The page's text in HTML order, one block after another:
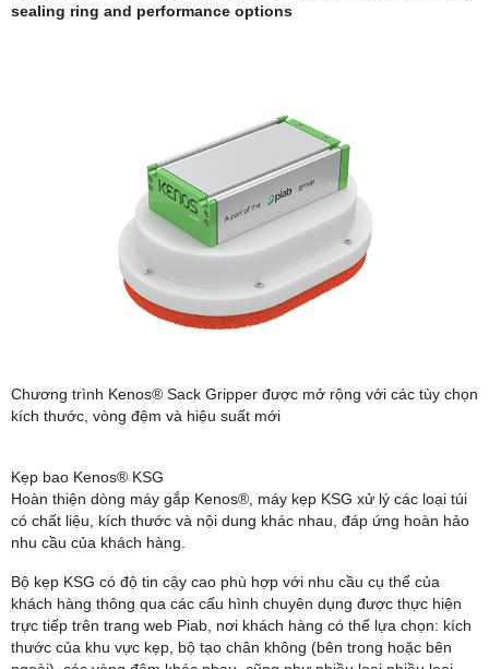
sealing ring and performance options
Chương trình Kenos® Sack Gripper được mở rộng với các tùy chọn
kích thước, vòng đệm và hiệu suất mới
Kẹp bao Kenos® KSG
Hoàn thiện dòng máy gắp Kenos®, máy kẹp KSG xử lý các loại túi
có chất liệu, kích thước và nội dung khác nhau, đáp ứng hoàn hảo
nhu cầu của khách hàng.
Bộ kẹp KSG có độ tin cậy cao phù hợp với nhu cầu cụ thể của
khách hàng thông qua các cấu hình chuyên dụng được thực hiện
trực tiếp trên trang web Piab, nơi khách hàng có thể lựa chọn: kích
thước của khu vực kẹp, bộ tạo chân không (bên trong hoặc bên